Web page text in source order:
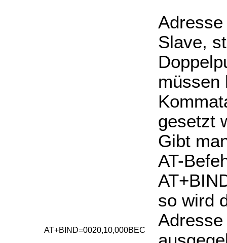
AT+BIND=0020,10,000BEC
Adresse
Slave,
müssen
gesetzt
Gibt
AT-
so wird
Adresse